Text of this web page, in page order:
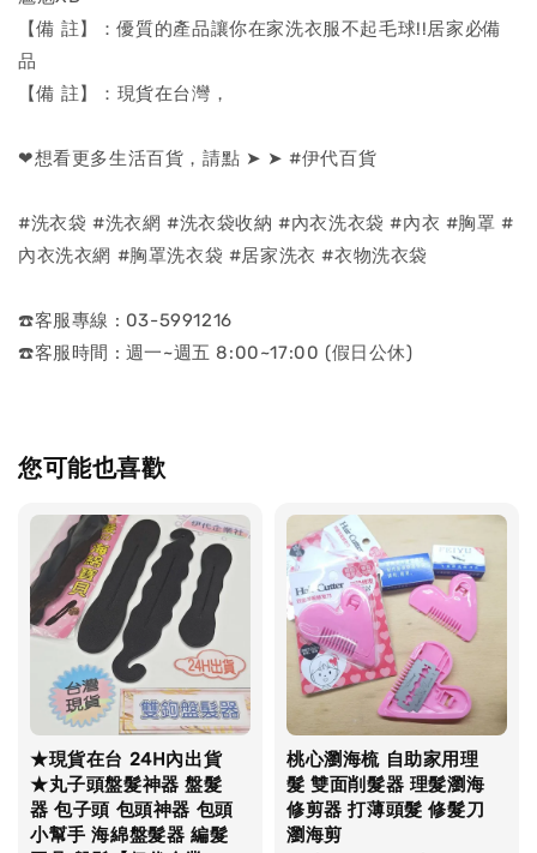
【備 註】：優質的產品讓你在家洗衣服不起毛球!!居家必備
品
【備 註】：現貨在台灣，
❤想看更多生活百貨，請點 ➤ ➤ #伊代百貨
#洗衣袋 #洗衣網 #洗衣袋收納 #內衣洗衣袋 #內衣 #胸罩 #
內衣洗衣網 #胸罩洗衣袋 #居家洗衣 #衣物洗衣袋
☎️客服專線 : 03-5991216
☎️客服時間 : 週一~週五 8:00~17:00 (假日公休)
您可能也喜歡
★現貨在台 24H內出貨
★丸子頭盤髮神器 盤髮
器 包子頭 包頭神器 包頭
小幫手 海綿盤髮器 編髮
桃心瀏海梳 自助家用理
髮 雙面削髮器 理髮瀏海
修剪器 打薄頭髮 修髮刀
瀏海剪